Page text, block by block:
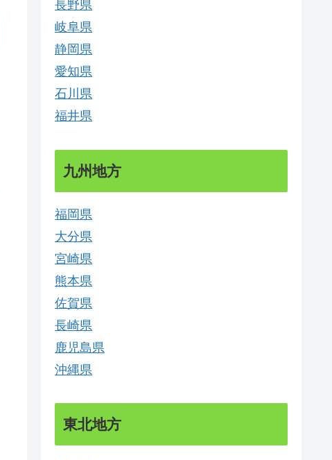
長野県
岐阜県
静岡県
愛知県
石川県
福井県
九州地方
福岡県
大分県
宮崎県
熊本県
佐賀県
長崎県
鹿児島県
沖縄県
東北地方